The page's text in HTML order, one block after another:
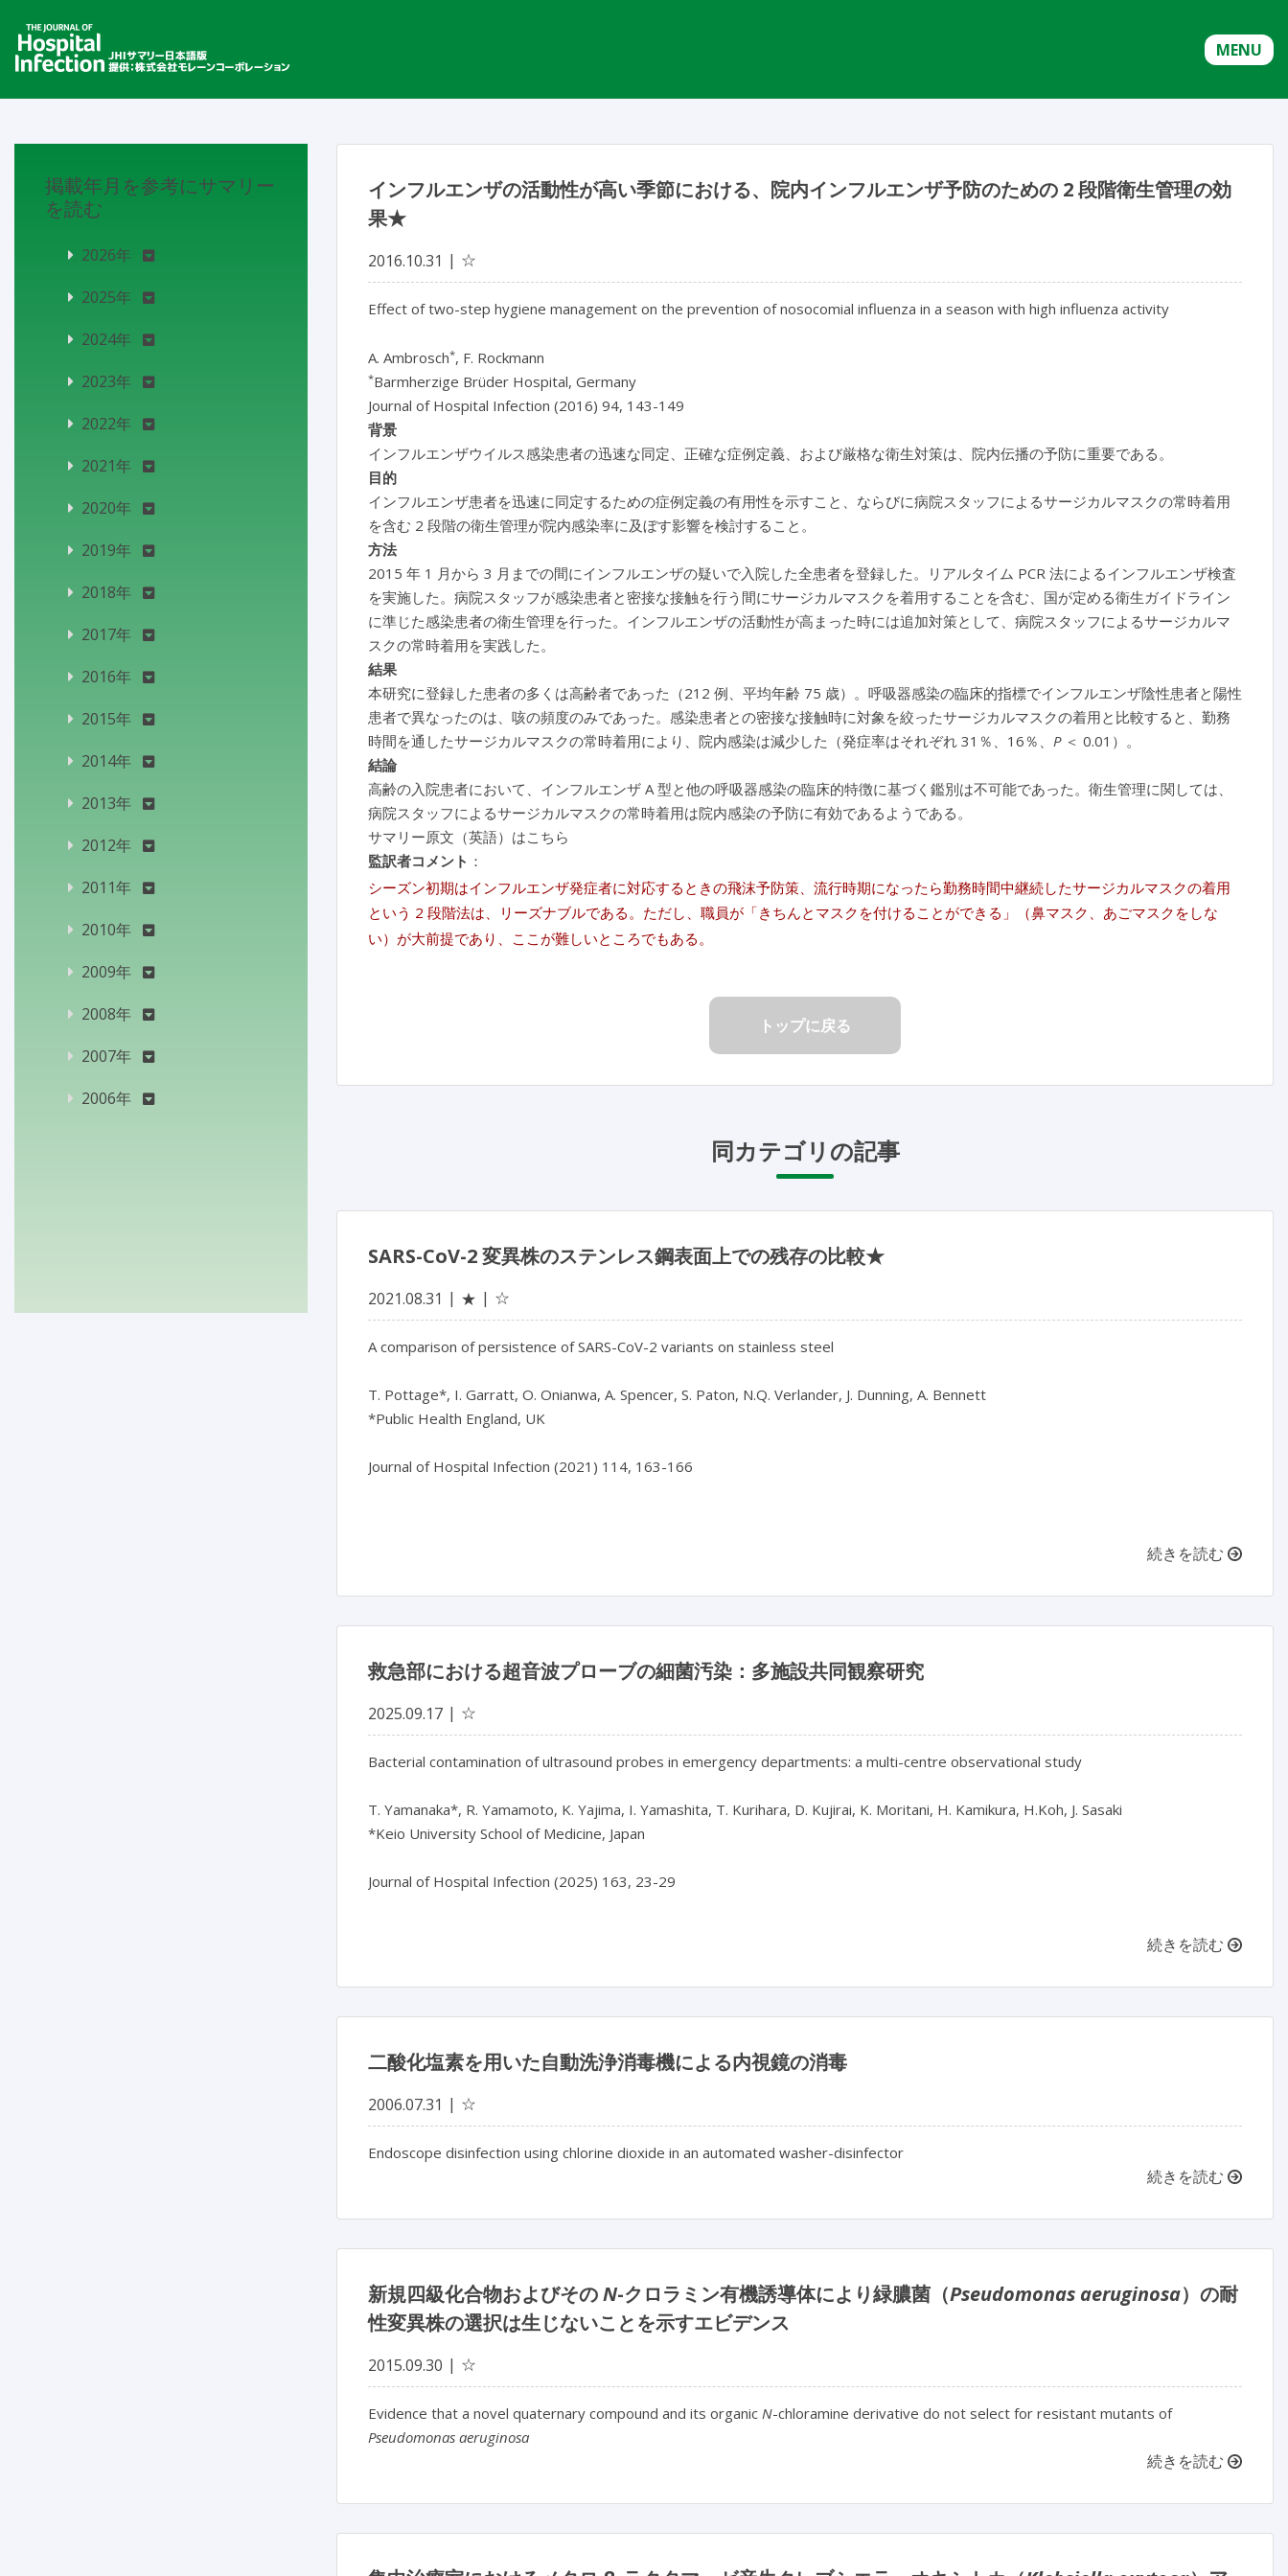
MENU
インフルエンザの活動性が高い季節における、院内インフルエンザ予防のための 2 段階衛生管理の効
果★
2016.10.31 ☆
Effect of two-step hygiene management on the prevention of nosocomial influenza in a season with high influenza activity
A. Ambrosch*, F. Rockmann
*Barmherzige Brüder Hospital, Germany
Journal of Hospital Infection (2016) 94, 143-149
背景
インフルエンザウイルス感染患者の迅速な同定、正確な症例定義、および厳格な衛生対策は、院内伝播の予防に重要である。
目的
インフルエンザ患者を迅速に同定するための症例定義の有用性を示すこと、ならびに病院スタッフによるサージカルマスクの常時着用
を含む 2 段階の衛生管理が院内感染率に及ぼす影響を検討すること。
方法
2015 年 1 月から 3 月までの間にインフルエンザの疑いで入院した全患者を登録した。リアルタイム PCR 法によるインフルエンザ検査
を実施した。病院スタッフが感染患者と密接な接触を行う間にサージカルマスクを着用することを含む、国が定める衛生ガイドライン
に準じた感染患者の衛生管理を行った。インフルエンザの活動性が高まった時には追加対策として、病院スタッフによるサージカルマ
スクの常時着用を実践した。
結果
本研究に登録した患者の多くは高齢者であった（212 例、平均年齢 75 歳）。呼吸器感染の臨床的指標でインフルエンザ陰性患者と陽性
患者で異なったのは、咳の頻度のみであった。感染患者との密接な接触時に対象を絞ったサージカルマスクの着用と比較すると、勤務
時間を通したサージカルマスクの常時着用により、院内感染は減少した（発症率はそれぞれ 31％、16％、 P＜ 0.01）。
結論
高齢の入院患者において、インフルエンザ A 型と他の呼吸器感染の臨床的特徴に基づく鑑別は不可能であった。衛生管理に関しては、
病院スタッフによるサージカルマスクの常時着用は院内感染の予防に有効であるようである。
サマリー原文（英語）はこちら
監訳者コメント ：
シーズン初期はインフルエンザ発症者に対応するときの飛沫予防策、流行時期になったら勤務時間中継続したサージカルマスクの着用
という 2 段階法は、リーズナブルである。ただし、職員が「きちんとマスクを付けることができる」（鼻マスク、あごマスクをしな
い）が大前提であり、ここが難しいところでもある。
トップに戻る
同カテゴリの記事
SARS-CoV-2 変異株のステンレス鋼表面上での残存の比較★
2021.08.31 ★ ☆
A comparison of persistence of SARS-CoV-2 variants on stainless steel
T. Pottage*, I. Garratt, O. Onianwa, A. Spencer, S. Paton, N.Q. Verlander, J. Dunning, A. Bennett
*Public Health England, UK
Journal of Hospital Infection (2021) 114, 163-166
続きを読む
救急部における超音波プローブの細菌汚染：多施設共同観察研究
2025.09.17 ☆
Bacterial contamination of ultrasound probes in emergency departments: a multi-centre observational study
T. Yamanaka*, R. Yamamoto, K. Yajima, I. Yamashita, T. Kurihara, D. Kujirai, K. Moritani, H. Kamikura, H.Koh, J. Sasaki
*Keio University School of Medicine, Japan
Journal of Hospital Infection (2025) 163, 23-29
続きを読む
二酸化塩素を用いた自動洗浄消毒機による内視鏡の消毒
2006.07.31 ☆
Endoscope disinfection using chlorine dioxide in an automated washer-disinfector
続きを読む
新規四級化合物およびそのN-クロラミン有機誘導体により緑膿菌（Pseudomonas aeruginosa）の耐
性変異株の選択は生じないことを示すエビデンス
2015.09.30 ☆
Evidence that a novel quaternary compound and its organic N-chloramine derivative do not select for resistant mutants of
Pseudomonas aeruginosa
続きを読む
掲載年月を参考にサマリー
を読む
2026年
2025年
2024年
2023年
2022年
2021年
2020年
2019年
2018年
2017年
2016年
2015年
2014年
2013年
2012年
2011年
2010年
2009年
2008年
2007年
2006年